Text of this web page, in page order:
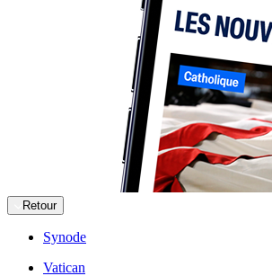
Retour
Synode
Vatican